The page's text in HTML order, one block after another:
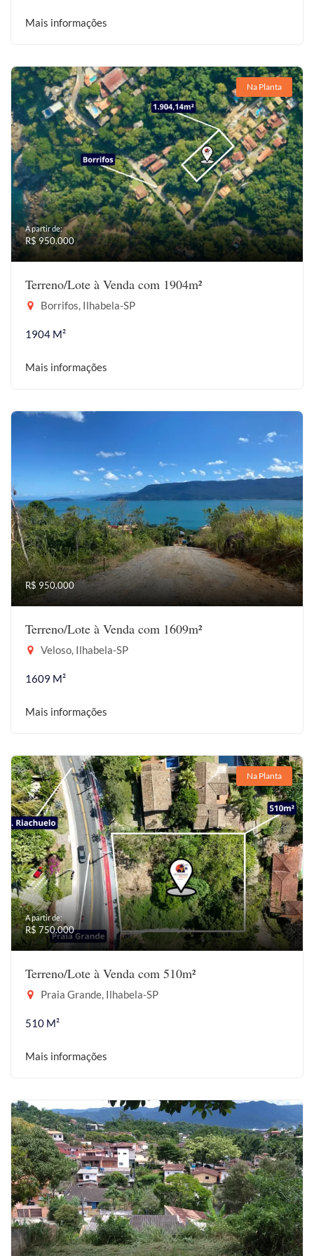
Mais informações
Na Planta
A partir de:
R$ 950.000
Terreno/Lote à Venda com 1904m²
Borrifos, Ilhabela-SP
1904 M²
Mais informações
R$ 950.000
Terreno/Lote à Venda com 1609m²
Veloso, Ilhabela-SP
1609 M²
Mais informações
Na Planta
A partir de:
R$ 750.000
Terreno/Lote à Venda com 510m²
Praia Grande, Ilhabela-SP
510 M²
Mais informações